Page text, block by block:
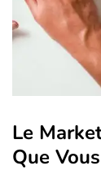
Le
Que